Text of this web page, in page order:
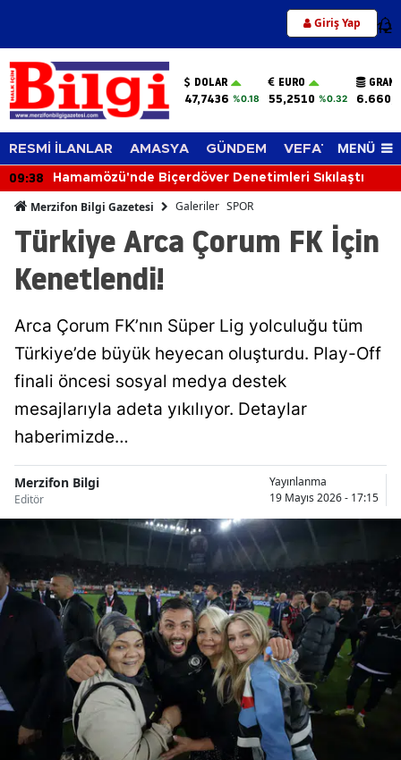
Giriş Yap 12
DOLAR
47,7436 %0.18
EURO
55,2510 %0.32
RESMİ İLANLAR AMASYA GÜNDEM VEFAT EDENLER
MENÜ
Sıkılaştı 09:00 Göynücek'te KKKA Farkındalık
Merzifon Bilgi Gazetesi Galeriler SPOR
Türkiye Arca Çorum FK İçin
Kenetlendi!
Arca Çorum FK’nın Süper Lig yolculuğu tüm
Türkiye’de büyük heyecan oluşturdu. Play-Off
finali öncesi sosyal medya destek
mesajlarıyla adeta yıkılıyor. Detaylar
haberimizde…
Merzifon Bilgi
Editör
Yayınlanma
19 Mayıs 2026 - 17:15